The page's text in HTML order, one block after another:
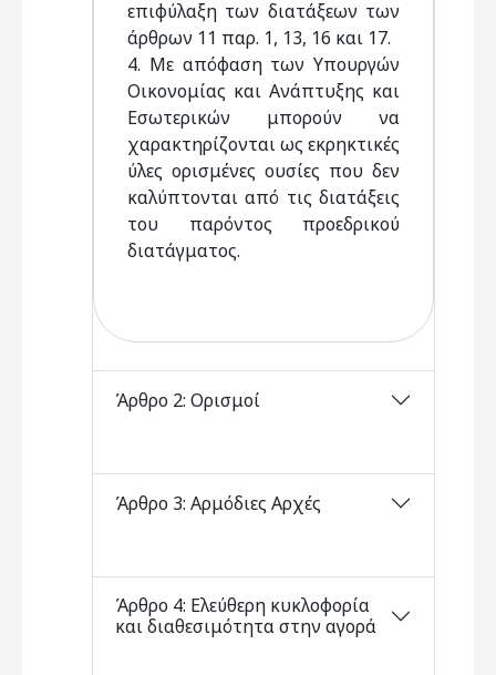
επιφύλαξη των διατάξεων των
άρθρων 11 παρ. 1, 13, 16 και 17.
4. Με απόφαση των Υπουργών
Οικονομίας και Ανάπτυξης και
Εσωτερικών μπορούν να
χαρακτηρίζονται ως εκρηκτικές
ύλες ορισμένες ουσίες που δεν
καλύπτονται από τις διατάξεις
του παρόντος προεδρικού
διατάγματος.
Άρθρο 2: Ορισμοί
Άρθρο 3: Αρμόδιες Αρχές
Άρθρο 4: Ελεύθερη κυκλοφορία
και διαθεσιμότητα στην αγορά